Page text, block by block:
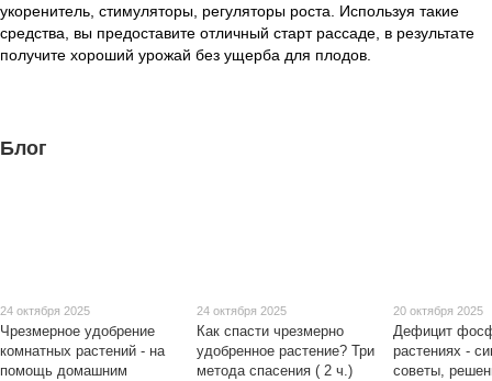
укоренитель, стимуляторы, регуляторы роста. Используя такие
средства, вы предоставите отличный старт рассаде, в результате
получите хороший урожай без ущерба для плодов.
Блог
24 октября 2025
Чрезмерное удобрение
комнатных растений - на
помощь домашним
24 октября 2025
Как спасти чрезмерно
удобренное растение? Три
метода спасения ( 2 ч.)
20 октября 2025
Дефицит
растениях -
советы,